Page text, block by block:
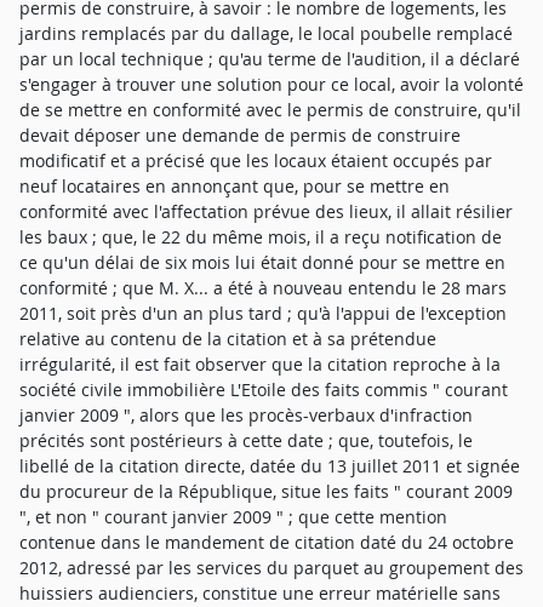
permis de construire, à savoir : le nombre de logements, les
jardins remplacés par du dallage, le local poubelle remplacé
par un local technique ; qu'au terme de l'audition, il a déclaré
s'engager à trouver une solution pour ce local, avoir la volonté
de se mettre en conformité avec le permis de construire, qu'il
devait déposer une demande de permis de construire
modificatif et a précisé que les locaux étaient occupés par
neuf locataires en annonçant que, pour se mettre en
conformité avec l'affectation prévue des lieux, il allait résilier
les baux ; que, le 22 du même mois, il a reçu notification de
ce qu'un délai de six mois lui était donné pour se mettre en
conformité ; que M. X... a été à nouveau entendu le 28 mars
2011, soit près d'un an plus tard ; qu'à l'appui de l'exception
relative au contenu de la citation et à sa prétendue
irrégularité, il est fait observer que la citation reproche à la
société civile immobilière L'Etoile des faits commis " courant
janvier 2009 ", alors que les procès-verbaux d'infraction
précités sont postérieurs à cette date ; que, toutefois, le
libellé de la citation directe, datée du 13 juillet 2011 et signée
du procureur de la République, situe les faits " courant 2009
", et non " courant janvier 2009 " ; que cette mention
contenue dans le mandement de citation daté du 24 octobre
2012, adressé par les services du parquet au groupement des
huissiers audienciers, constitue une erreur matérielle sans